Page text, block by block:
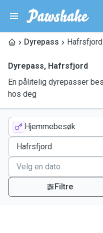
Dyrepass Hafrsfjord
Dyrepass, Hafrsfjord
En pålitelig dyrepasser
hos deg
Hjemmebesøk
Filtre